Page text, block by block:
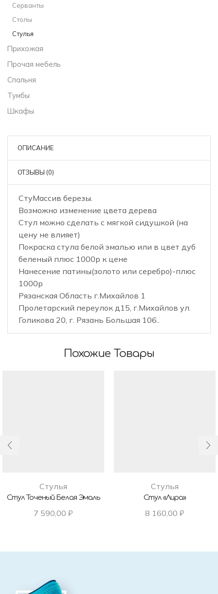
Серванты
Столы
Стулья
Прихожая
Прочая мебель
Спальня
Тумбы
Шкафы
ОПИСАНИЕ
ОТЗЫВЫ (0)
СтуМассив березы.
Возможно изменение цвета дерева
Стул можно сделать с мягкой сидушкой (на
цену не влияет)
Покраска стула белой эмалью или в цвет дуб
беленый плюс 1000р к цене
Нанесение патины(золото или серебро)-плюс
1000р
Рязанская Область г.Михайлов 1
Пролетарский переулок д15, г.Михайлов ул.
Голикова 20, г. Рязань Большая 106..
Похожие Товары
Стулья
Стул Точеный Белая Эмаль
7 590,00 ₽
Стулья
Стул «Лира»
8 160,00 ₽